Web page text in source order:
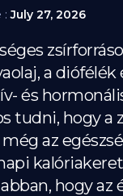
:July 27, 2026
a
és
tudni, hogy a
az
hogy